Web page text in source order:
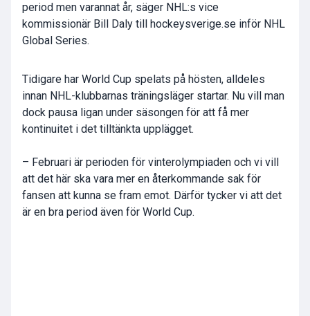
period men varannat år, säger NHL:s vice
kommissionär Bill Daly till hockeysverige.se inför NHL
Global Series.
Tidigare har World Cup spelats på hösten, alldeles
innan NHL-klubbarnas träningsläger startar. Nu vill man
dock pausa ligan under säsongen för att få mer
kontinuitet i det tilltänkta upplägget.
– Februari är perioden för vinterolympiaden och vi vill
att det här ska vara mer en återkommande sak för
fansen att kunna se fram emot. Därför tycker vi att det
är en bra period även för World Cup.